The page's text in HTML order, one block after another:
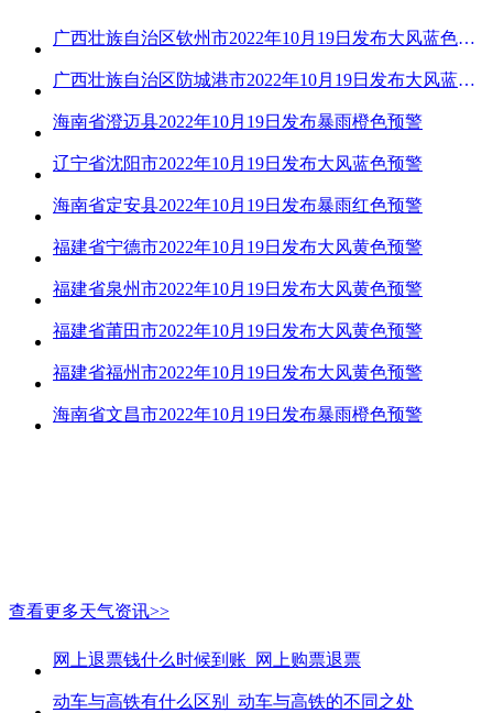
广西壮族自治区钦州市2022年10月19日发布大风蓝色预警
广西壮族自治区防城港市2022年10月19日发布大风蓝色预警
海南省澄迈县2022年10月19日发布暴雨橙色预警
辽宁省沈阳市2022年10月19日发布大风蓝色预警
海南省定安县2022年10月19日发布暴雨红色预警
福建省宁德市2022年10月19日发布大风黄色预警
福建省泉州市2022年10月19日发布大风黄色预警
福建省莆田市2022年10月19日发布大风黄色预警
福建省福州市2022年10月19日发布大风黄色预警
海南省文昌市2022年10月19日发布暴雨橙色预警
查看更多天气资讯>>
网上退票钱什么时候到账_网上购票退票
动车与高铁有什么区别_动车与高铁的不同之处